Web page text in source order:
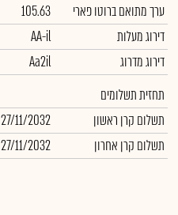
ערך מתואם ברוטו פארי
105.63
דירוג מעלות
AA-il
דירוג מדרוג
Aa2il
תחזית תשלומים
תשלום קרן ראשון
27/11/2032
תשלום קרן אחרון
27/11/2032